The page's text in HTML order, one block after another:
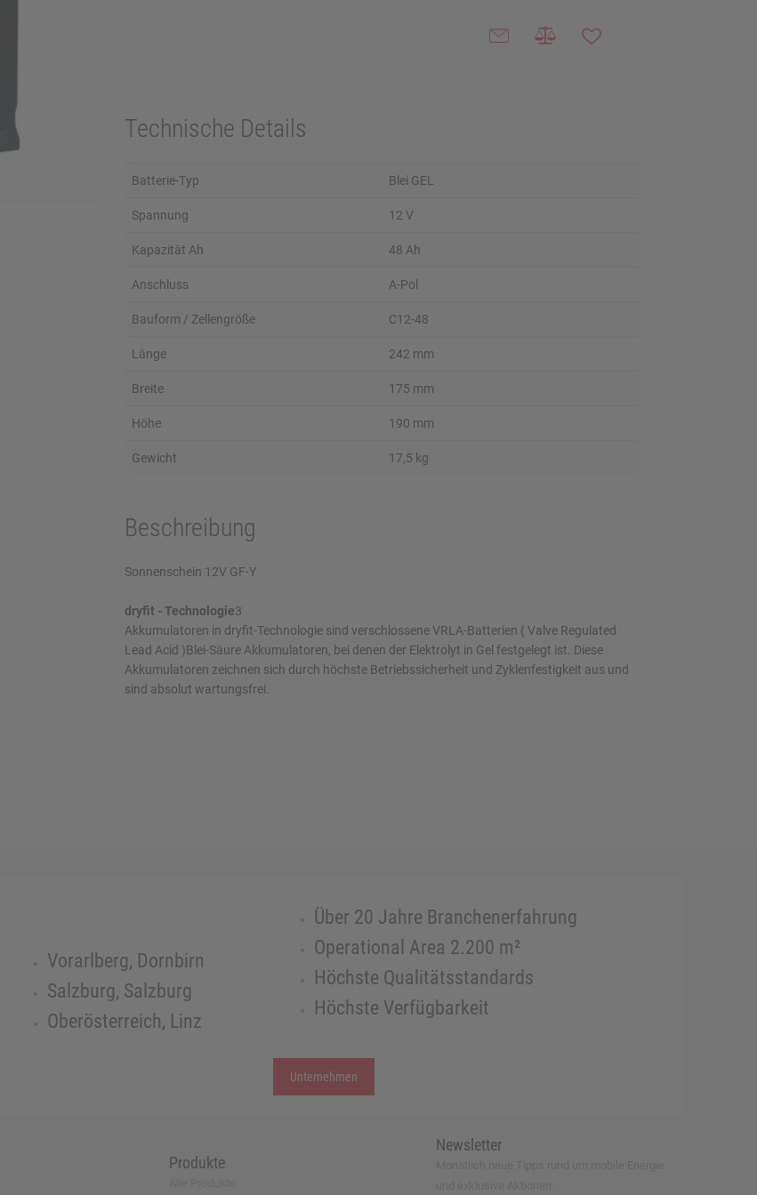
Technische Details
Batterie-Typ Blei GEL
Spannung 12 V
Kapazität Ah 48 Ah
Anschluss A-Pol
Bauform / Zellengröße C12-48
Länge 242 mm
Breite 175 mm
Höhe 190 mm
Gewicht 17,5 kg
Beschreibung
Sonnenschein 12V GF-Y
dryfit - Technologie3
Akkumulatoren in dryfit-Technologie sind verschlossene VRLA-Batterien ( Valve Regulated
Lead Acid )Blei-Säure Akkumulatoren, bei denen der Elektrolyt in Gel festgelegt ist. Diese
Akkumulatoren zeichnen sich durch höchste Betriebssicherheit und Zyklenfestigkeit aus und
sind absolut wartungsfrei.
Vorarlberg, Dornbirn
Salzburg, Salzburg
Oberösterreich, Linz
Über 20 Jahre Branchenerfahrung
Operational Area 2.200 m²
Höchste Qualitätsstandards
Höchste Verfügbarkeit
Unternehmen
Produkte
Newsletter